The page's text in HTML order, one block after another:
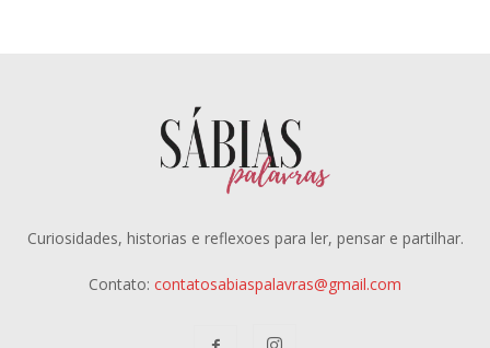
Curiosidades, historias e reflexoes para ler, pensar e partilhar.
Contato: contatosabiaspalavras@gmail.com